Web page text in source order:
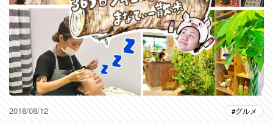
2018/08/12 グルメ